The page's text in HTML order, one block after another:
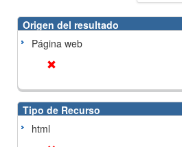
Origen del resultado
Página web
Tipo de Recurso
html